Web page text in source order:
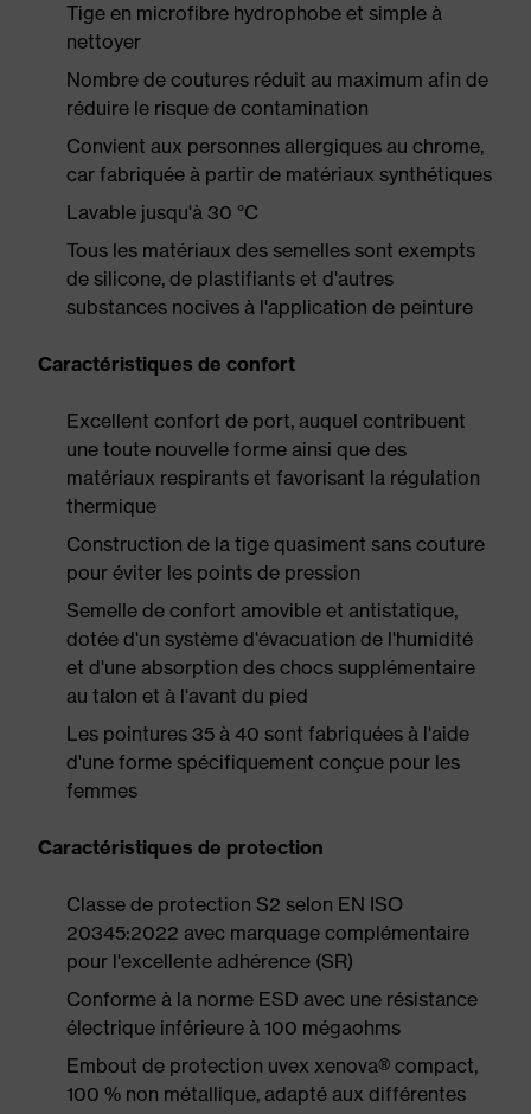
Tige en microfibre hydrophobe et simple à
nettoyer
Nombre de coutures réduit au maximum afin de
réduire le risque de contamination
Convient aux personnes allergiques au chrome,
car fabriquée à partir de matériaux synthétiques
Lavable jusqu'à 30 °C
Tous les matériaux des semelles sont exempts
de silicone, de plastifiants et d'autres
substances nocives à l'application de peinture
Caractéristiques de confort
Excellent confort de port, auquel contribuent
une toute nouvelle forme ainsi que des
matériaux respirants et favorisant la régulation
thermique
Construction de la tige quasiment sans couture
pour éviter les points de pression
Semelle de confort amovible et antistatique,
dotée d'un système d'évacuation de l'humidité
et d'une absorption des chocs supplémentaire
au talon et à l'avant du pied
Les pointures 35 à 40 sont fabriquées à l'aide
d'une forme spécifiquement conçue pour les
femmes
Caractéristiques de protection
Classe de protection S2 selon EN ISO
20345:2022 avec marquage complémentaire
pour l'excellente adhérence (SR)
Conforme à la norme ESD avec une résistance
électrique inférieure à 100 mégaohms
Embout de protection uvex xenova® compact,
100 % non métallique, adapté aux différentes